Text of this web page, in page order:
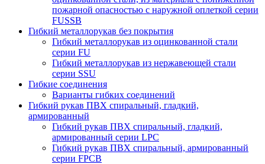
пожарной опасностью с наружной оплеткой серии
FUSSB
Гибкий металлорукав без покрытия
Гибкий металлорукав из оцинкованной стали
серии FU
Гибкий металлорукав из нержавеющей стали
серии SSU
Гибкие соединения
Варианты гибких соединений
Гибкий рукав ПВХ спиральный, гладкий,
армированный
Гибкий рукав ПВХ спиральный, гладкий,
армированный серии LPC
Гибкий рукав ПВХ спиральный, армированный
серии FPCB